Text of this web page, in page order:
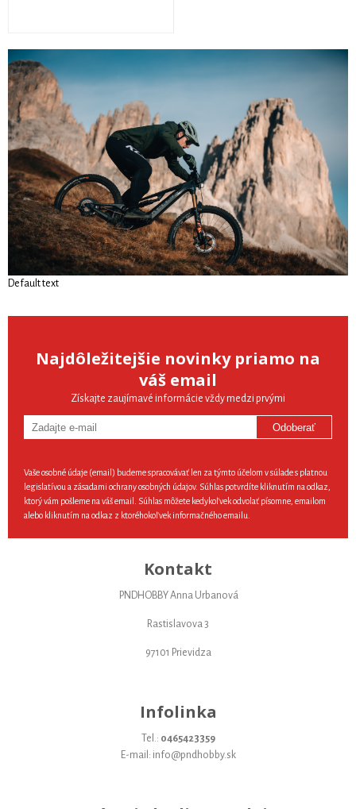
Default text
Najdôležitejšie novinky priamo na
váš email
Získajte zaujímavé informácie vždy medzi prvými
Odoberať
Vaše osobné údaje (email) budeme spracovávať len za týmto účelom v súlade s platnou
legislatívou a zásadami ochrany osobných údajov. Súhlas potvrdíte kliknutím na odkaz,
ktorý vám pošleme na váš email. Súhlas môžete kedykoľvek odvolať písomne, emailom
alebo kliknutím na odkaz z ktoréhokoľvek informačného emailu.
Kontakt
PNDHOBBY Anna Urbanová
Rastislavova 3
97101 Prievidza
Infolinka
Tel.: 0465423359
E-mail: info@pndhobby.sk